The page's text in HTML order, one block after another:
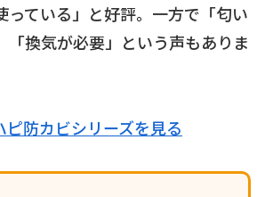
っている」と好評。一方で「匂い
「換気が必要」という声もありま
防カビシリーズを見る